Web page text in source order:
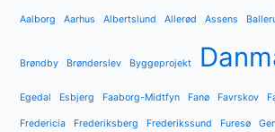
Aalborg Aarhus Albertslund Allerød Assens
Brøndby Brønderslev Byggeprojekt
Egedal Esbjerg Faaborg-Midtfyn Fanø Favrskov
Fredericia Frederiksberg Frederikssund Furesø